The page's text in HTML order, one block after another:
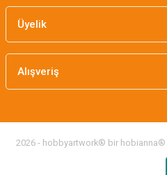
Üyelik
Alışveriş
2026 - hobbyartwork® bir hobianna®